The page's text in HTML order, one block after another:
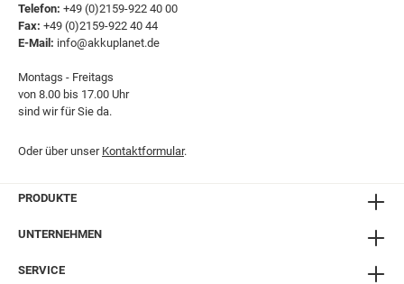
Telefon: +49 (0)2159-922 40 00
Fax: +49 (0)2159-922 40 44
E-Mail: info@akkuplanet.de
Montags - Freitags
von 8.00 bis 17.00 Uhr
sind wir für Sie da.
Oder über unser Kontaktformular.
PRODUKTE
UNTERNEHMEN
SERVICE